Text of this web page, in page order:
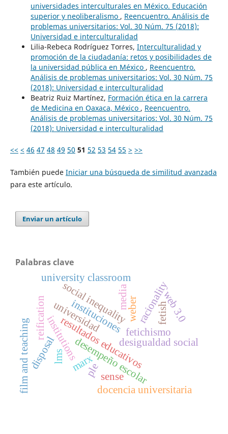
universidades interculturales en México. Educación
superior y neoliberalismo , Reencuentro. Análisis de
problemas universitarios: Vol. 30 Núm. 75 (2018):
Universidad e interculturalidad
Lilia-Rebeca Rodríguez Torres, Interculturalidad y
promoción de la ciudadanía: retos y posibilidades de
la universidad pública en México , Reencuentro.
Análisis de problemas universitarios: Vol. 30 Núm. 75
(2018): Universidad e interculturalidad
Beatriz Ruiz Martínez, Formación ética en la carrera
de Medicina en Oaxaca, México , Reencuentro.
Análisis de problemas universitarios: Vol. 30 Núm. 75
(2018): Universidad e interculturalidad
<< < 46 47 48 49 50 51 52 53 54 55 > >>
También puede Iniciar una búsqueda de similitud avanzada
para este artículo.
Enviar un artículo
Palabras clave
universidad fetichismo
resultados educativos
desempeño escolar
social inequality
desigualdad social
racionality
weber
institutionsinstituciones fetish
disposal
reification
marx
media
film and teaching ple
lms
web 3.0
docencia universitaria
university classroom
sense